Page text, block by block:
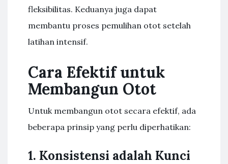
fleksibilitas. Keduanya juga dapat
membantu proses pemulihan otot setelah
latihan intensif.
Cara Efektif untuk
Membangun Otot
Untuk membangun otot secara efektif, ada
beberapa prinsip yang perlu diperhatikan:
1. Konsistensi adalah Kunci